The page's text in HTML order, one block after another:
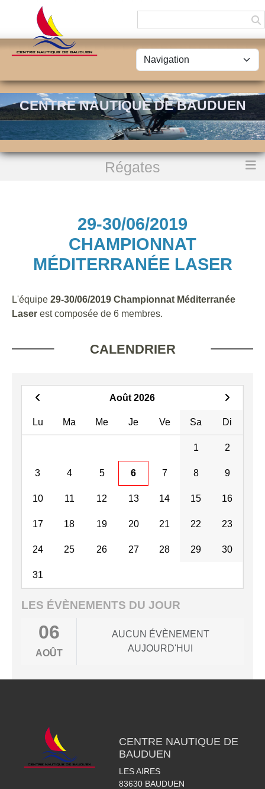
CENTRE NAUTIQUE DE BAUDUEN
Régates
29-30/06/2019 Championnat Méditerranée Laser
29-30/06/2019
CHAMPIONNAT
MÉDITERRANÉE LASER
L'équipe 29-30/06/2019 Championnat Méditerranée
Laser est composée de 6 membres.
CALENDRIER
Août 2026
Lu Ma Me Je Ve Sa Di
1 2
3 4 5 6 7 8 9
10 11 12 13 14 15 16
17 18 19 20 21 22 23
24 25 26 27 28 29 30
31
LES ÉVÈNEMENTS DU JOUR
06
AOÛT
AUCUN ÉVÈNEMENT
AUJOURD'HUI
CENTRE NAUTIQUE DE
BAUDUEN
LES AIRES
83630 BAUDUEN
Panneau de gestion des cookies